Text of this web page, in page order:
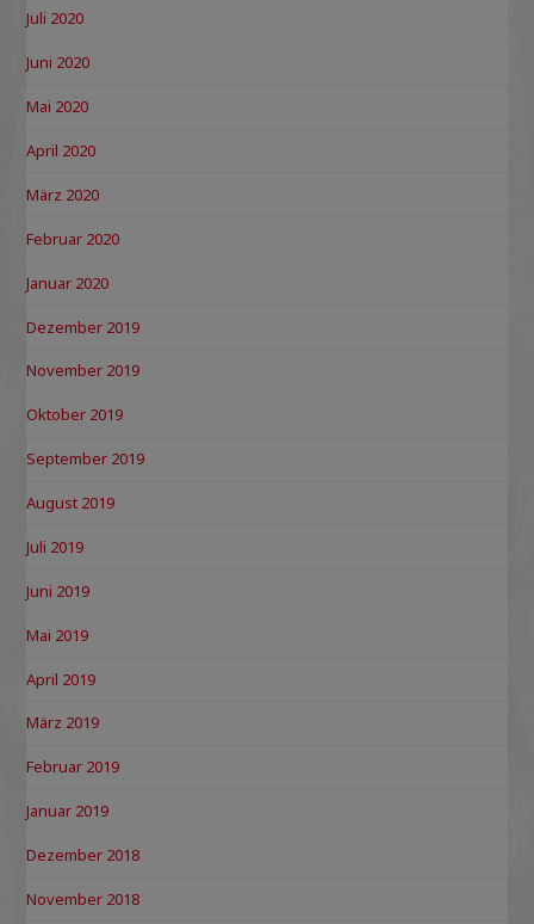
Juli 2020
Juni 2020
Mai 2020
April 2020
März 2020
Februar 2020
Januar 2020
Dezember 2019
November 2019
Oktober 2019
September 2019
August 2019
Juli 2019
Juni 2019
Mai 2019
April 2019
März 2019
Februar 2019
Januar 2019
Dezember 2018
November 2018